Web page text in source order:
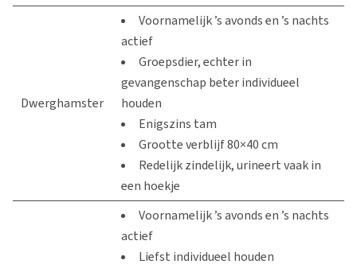
Dwerghamster
Voornamelijk ’s avonds en ’s nachts
actief
Groepsdier, echter in
gevangenschap beter individueel
houden
Enigszins tam
Grootte verblijf 80×40 cm
Redelijk zindelijk, urineert vaak in
een hoekje
Voornamelijk ’s avonds en ’s nachts
actief
Liefst individueel houden